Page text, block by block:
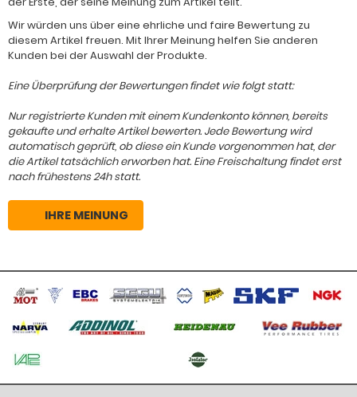
Wir würden uns über eine ehrliche und faire Bewertung zu
diesem Artikel freuen. Mit Ihrer Meinung helfen Sie anderen
Kunden bei der Auswahl der Produkte.
Eine Überprüfung der Bewertungen findet wie folgt statt:
Nur registrierte Kunden mit einem Kundenkonto können, bereits
gekaufte und erhalte Artikel bewerten. Jede Bewertung wird
automatisch geprüft, ob diese ein Kunde vorgenommen hat, der
die Artikel tatsächlich erworben hat. Eine Freischaltung findet erst
nach frühestens 24h statt.
IHRE MEINUNG